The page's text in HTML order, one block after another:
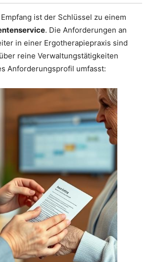
ist der Schlüssel zu einem
. Die Anforderungen an
in einer Ergotherapiepraxis sind
reine Verwaltungstätigkeiten
Anforderungsprofil umfasst: